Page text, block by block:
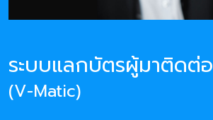
ระบบแลกบัตรผู้มาติดต่อ
(V-Matic)